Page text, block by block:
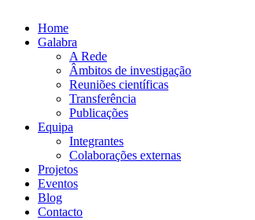
Home
Galabra
A Rede
Âmbitos de investigação
Reuniões científicas
Transferência
Publicações
Equipa
Integrantes
Colaborações externas
Projetos
Eventos
Blog
Contacto